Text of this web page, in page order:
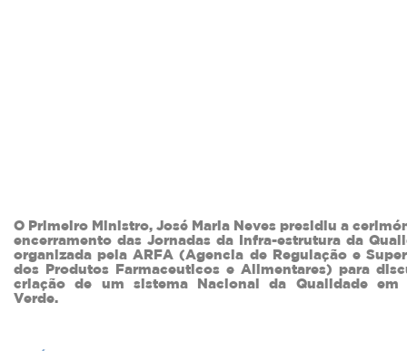
O Primeiro Ministro, José Maria Neves presidiu a
encerramento das Jornadas da Infra-estrutura da
organizada pela ARFA (Agencia de Regulação e
dos Produtos Farmaceuticos e Alimentares) para
criação de um sistema Nacional da Qualidade em
Verde.